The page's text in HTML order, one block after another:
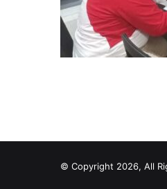
© Copyright 2026, All